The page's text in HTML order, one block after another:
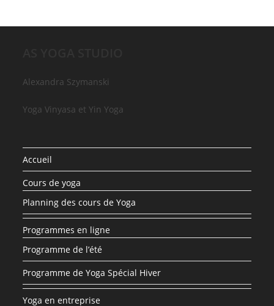
Alexandra Szymanski
Yoga Vinyasa et Yin Yoga
Accueil
Cours de yoga
Planning des cours de Yoga
Programmes en ligne
Programme de l’été
Programme de Yoga Spécial Hiver
Yoga en entreprise